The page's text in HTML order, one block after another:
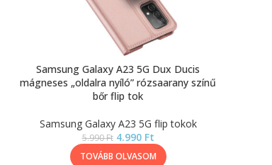
Samsung Galaxy A23 5G Dux Ducis
mágneses „oldalra nyíló” rózsaarany színű
bőr flip tok
Samsung Galaxy A23 5G flip tokok
5.990Ft 4.990 Ft
TOVÁBB OLVASOM